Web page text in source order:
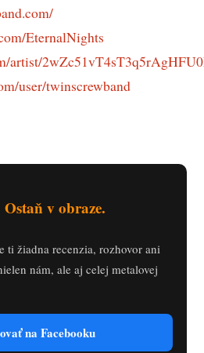
EternalNights
artist/
user/twinscrewband
Ostaň v obraze.
ti žiadna recenzia, rozhovor ani
nám, ale aj celej metalovej
na Facebooku